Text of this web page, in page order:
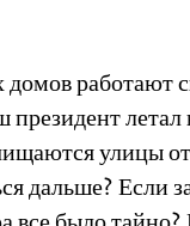
работают
президент
улицы
дальше? Если